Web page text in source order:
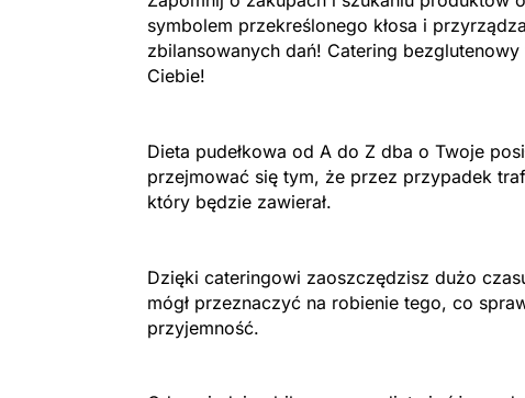
symbolem przekreślonego kłosa i
zbilansowanych dań! Catering
Ciebie!
Dieta pudełkowa od A do Z dba o Twoje
przejmować się tym, że przez przypadek
który będzie zawierał.
Dzięki cateringowi zaoszczędzisz dużo
mógł przeznaczyć na robienie tego, co
przyjemność.